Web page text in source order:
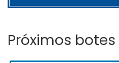
Próximos